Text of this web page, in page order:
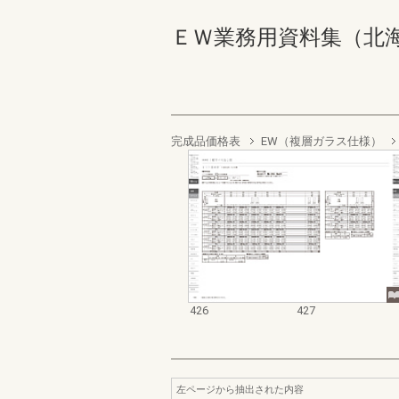
ＥＷ業務用資料集（北
完成品価格表 EW（複層ガラス仕様）
426 427
左ページから抽出された内容